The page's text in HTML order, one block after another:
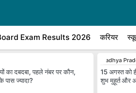
Exam Results 2026 करियर
का दबदबा, पहले नंबर पर कौन,
पास ज्यादा?
Madhya
15 अगस्त को
शुभ मुहूर्त और